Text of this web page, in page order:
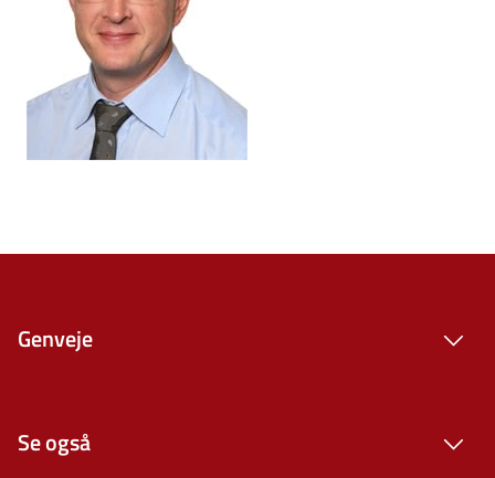
Genveje
Se også